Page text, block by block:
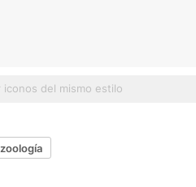
zoología